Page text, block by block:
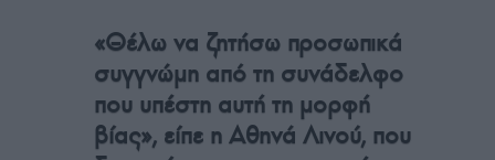
«Θέλω να ζητήσω προσωπικά
συγγνώμη από τη συνάδελφο
που υπέστη αυτή τη μορφή
βίας», είπε η Αθηνά Λινού, που